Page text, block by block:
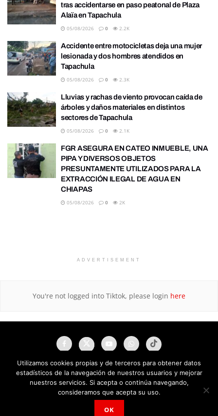
tras accidentarse en paso peatonal de Plaza
Alaïa en Tapachula
05/08/2026 0 2.2K
Accidente entre motocicletas deja una mujer
lesionada y dos hombres atendidos en
Tapachula
05/08/2026 0 2.3K
Lluvias y rachas de viento provocan caída de
árboles y daños materiales en distintos
sectores de Tapachula
05/08/2026 0 2.1K
FGR ASEGURA EN CATEO INMUEBLE, UNA
PIPA Y DIVERSOS OBJETOS
PRESUNTAMENTE UTILIZADOS PARA LA
EXTRACCIÓN ILEGAL DE AGUA EN
CHIAPAS
05/08/2026 0 2K
ADVERTISEMENT
You're not logged into Tiktok, please login here
NAU Noticias A Tiempo Universales © 2025
Utilizamos cookies propias y de terceros para obtener datos
estadísticos de la navegación de nuestros usuarios y mejorar
nuestros servicios. Si acepta o continúa navegando,
consideramos que acepta su uso.
OK